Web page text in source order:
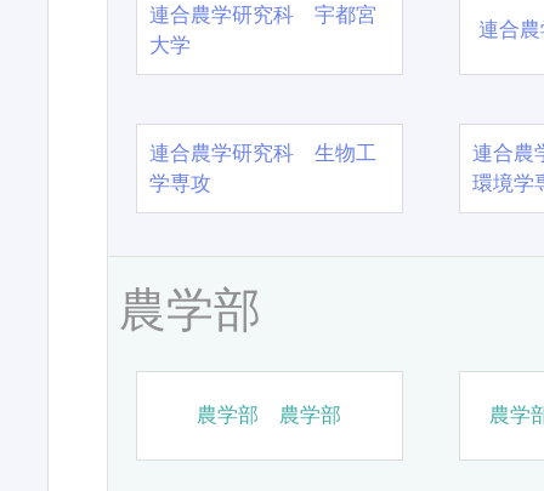
連合農学研究科 宇都宮
大学
連合
連合農学研究科 生物工
学専攻
連合農
環境学
農学部
農学部 農学部 農学